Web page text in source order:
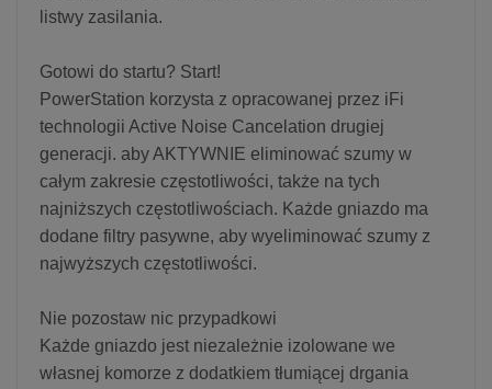
listwy zasilania.
Gotowi do startu? Start!
PowerStation korzysta z opracowanej przez iFi
technologii Active Noise Cancelation drugiej
generacji. aby AKTYWNIE eliminować szumy w
całym zakresie częstotliwości, także na tych
najniższych częstotliwościach. Każde gniazdo ma
dodane filtry pasywne, aby wyeliminować szumy z
najwyższych częstotliwości.
Nie pozostaw nic przypadkowi
Każde gniazdo jest niezależnie izolowane we
własnej komorze z dodatkiem tłumiącej drgania